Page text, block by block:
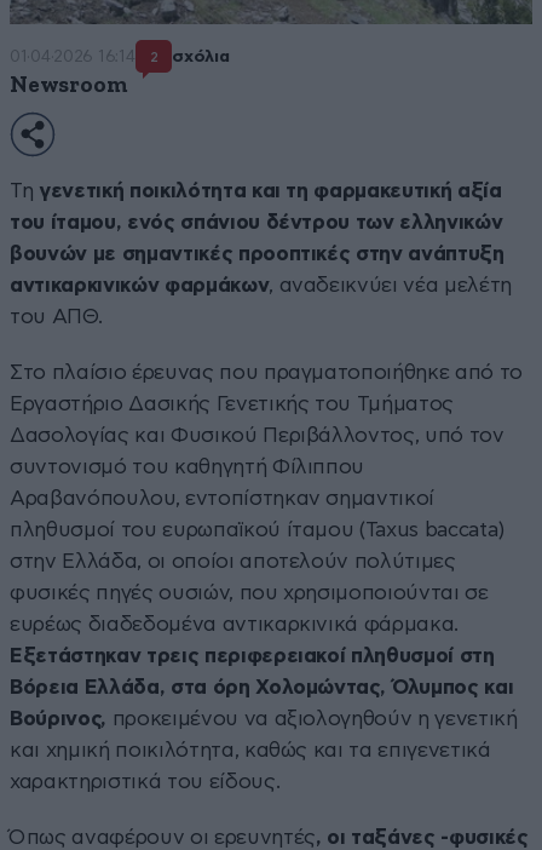
01·04·2026 16:14 2 σχόλια
Newsroom
Τη γενετική ποικιλότητα και τη φαρμακευτική αξία
του ίταμου, ενός σπάνιου δέντρου των ελληνικών
βουνών με σημαντικές προοπτικές στην ανάπτυξη
αντικαρκινικών φαρμάκων, αναδεικνύει νέα μελέτη
του ΑΠΘ.
Στο πλαίσιο έρευνας που πραγματοποιήθηκε από το
Εργαστήριο Δασικής Γενετικής του Τμήματος
Δασολογίας και Φυσικού Περιβάλλοντος, υπό τον
συντονισμό του καθηγητή Φίλιππου
Αραβανόπουλου, εντοπίστηκαν σημαντικοί
πληθυσμοί του ευρωπαϊκού ίταμου (Taxus baccata)
στην Ελλάδα, οι οποίοι αποτελούν πολύτιμες
φυσικές πηγές ουσιών, που χρησιμοποιούνται σε
ευρέως διαδεδομένα αντικαρκινικά φάρμακα.
Εξετάστηκαν τρεις περιφερειακοί πληθυσμοί στη
Βόρεια Ελλάδα, στα όρη Χολομώντας, Όλυμπος και
Βούρινος, προκειμένου να αξιολογηθούν η γενετική
και χημική ποικιλότητα, καθώς και τα επιγενετικά
χαρακτηριστικά του είδους.
Όπως αναφέρουν οι ερευνητές, οι ταξάνες -φυσικές